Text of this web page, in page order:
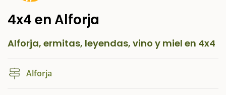
4x4 en Alforja
Alforja, ermitas, leyendas, vino y miel en 4x4
Alforja